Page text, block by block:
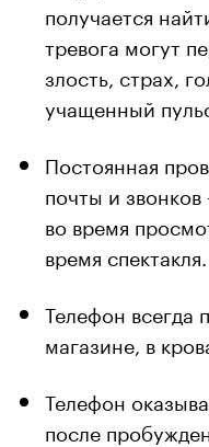
получается
тревога могут
злость, страх,
учащенный
Постоянная
почты и
во время
время спектакля.
Телефон всегда
магазине, в
Телефон
после